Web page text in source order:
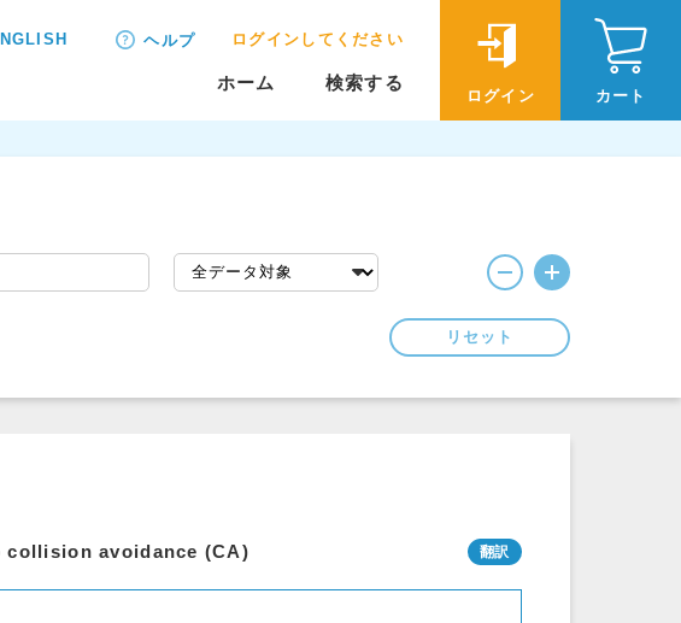
ヘルプ ログインしてください
ホーム 検索する
ログイン カート
リセット
avoidance (CA)